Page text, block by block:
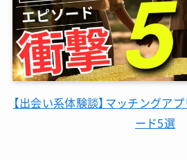
【出会い系体験談】マッチングア
ード5選